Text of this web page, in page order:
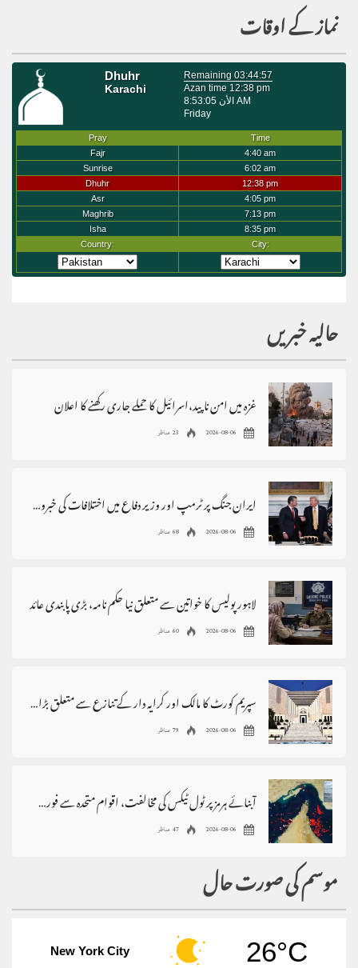
نماز کے اوقات
حالیہ خبریں
غزہ میں امن ناپید،اسرائیل کا حملے جاری رکھنے کا اعلان
2026-08-06 23 مناظر
ایران جنگ پر ٹرمپ اور وزیر دفاع میں اختلافات کی خبروں کی تردید
2026-08-06 68 مناظر
لاہور پولیس کا خواتین سے متعلق نیا حکم نامہ، بڑی پابندی عائد
2026-08-06 60 مناظر
سپریم کورٹ کا مالک اور کرایہ دار کے تنازع سے متعلق بڑا فیصلہ
2026-08-06 79 مناظر
آبنائے ہرمز پر ٹول ٹیکس کی مخالفت، اقوام متحدہ سے فوری مداخلت کا مطالبہ
2026-08-06 47 مناظر
موسم کی صورت حال
New York City 26°C